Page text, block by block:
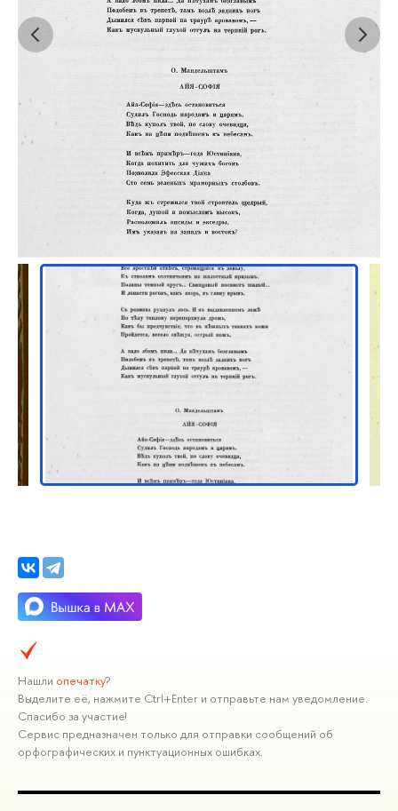
Нашли опечатку?
Выделите её, нажмите Ctrl+Enter и отправьте нам уведомление.
Спасибо за участие!
Сервис предназначен только для отправки сообщений об
орфографических и пунктуационных ошибках.